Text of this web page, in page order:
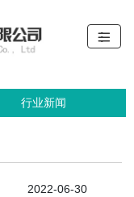
行业新闻
2022-06-30